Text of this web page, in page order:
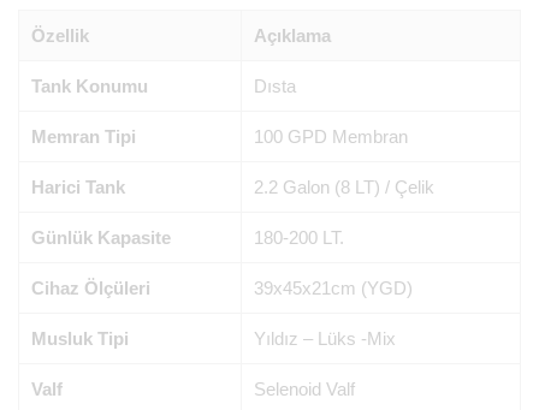
Özellik Açıklama
Tank Konumu Dısta
Memran Tipi 100 GPD Membran
Harici Tank 2.2 Galon (8 LT) / Çelik
Günlük Kapasite 180-200 LT.
Cihaz Ölçüleri 39x45x21cm (YGD)
Musluk Tipi Yıldız – Lüks -Mix
Valf Selenoid Valf